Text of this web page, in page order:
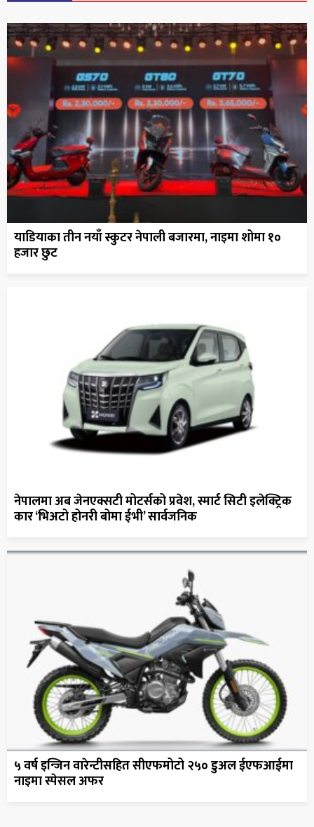
याडियाका तीन नयाँ स्कुटर नेपाली बजारमा, नाइमा शोमा १०
हजार छुट
नेपालमा अब जेनएक्सटी मोटर्सको प्रवेश, स्मार्ट सिटी इलेक्ट्रिक
कार ‘भिअटो होनरी बोमा ईभी’ सार्वजनिक
५ वर्ष इन्जिन वारेन्टीसहित सीएफमोटो २५० डुअल ईएफआईमा
नाइमा स्पेसल अफर